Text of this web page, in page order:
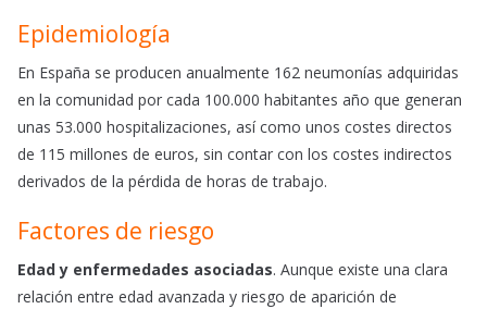
Epidemiología
En España se producen anualmente 162 neumonías adquiridas
en la comunidad por cada 100.000 habitantes año que generan
unas 53.000 hospitalizaciones, así como unos costes directos
de 115 millones de euros, sin contar con los costes indirectos
derivados de la pérdida de horas de trabajo.
Factores de riesgo
Edad y enfermedades asociadas. Aunque existe una clara
relación entre edad avanzada y riesgo de aparición de